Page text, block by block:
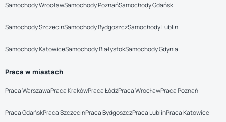
Samochody WrocławSamochody PoznańSamochody Gdańsk
Samochody SzczecinSamochody BydgoszczSamochody Lublin
Samochody KatowiceSamochody BiałystokSamochody Gdynia
Praca w miastach
Praca WarszawaPraca KrakówPraca ŁódźPraca WrocławPraca Poznań
Praca GdańskPraca SzczecinPraca BydgoszczPraca LublinPraca Katowice